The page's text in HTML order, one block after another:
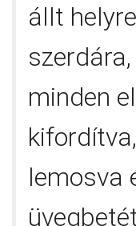
állt
minden
lemosva